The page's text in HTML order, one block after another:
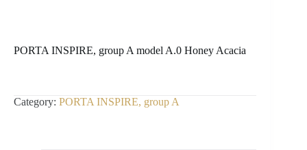
PORTA INSPIRE, group A model A.0 Honey Acacia
Category: PORTA INSPIRE, group A